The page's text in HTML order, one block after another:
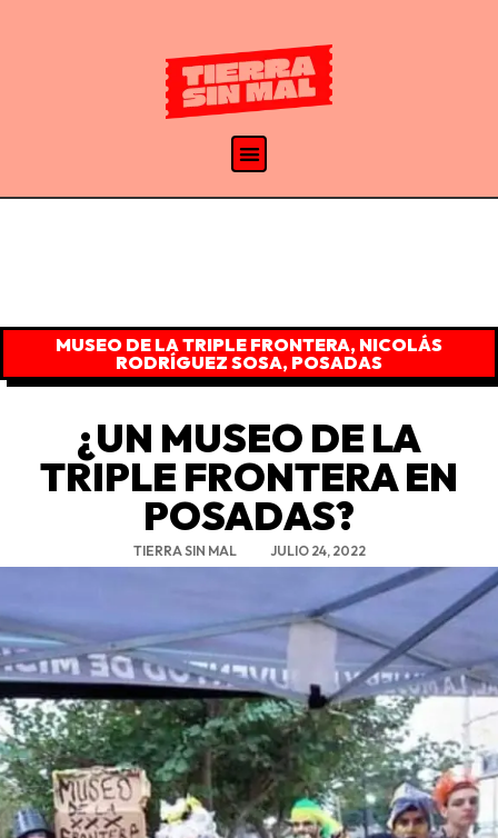
MUSEO DE LA TRIPLE FRONTERA, NICOLÁS
RODRÍGUEZ SOSA, POSADAS
¿UN MUSEO DE LA
TRIPLE FRONTERA EN
POSADAS?
TIERRA SIN MAL JULIO 24, 2022